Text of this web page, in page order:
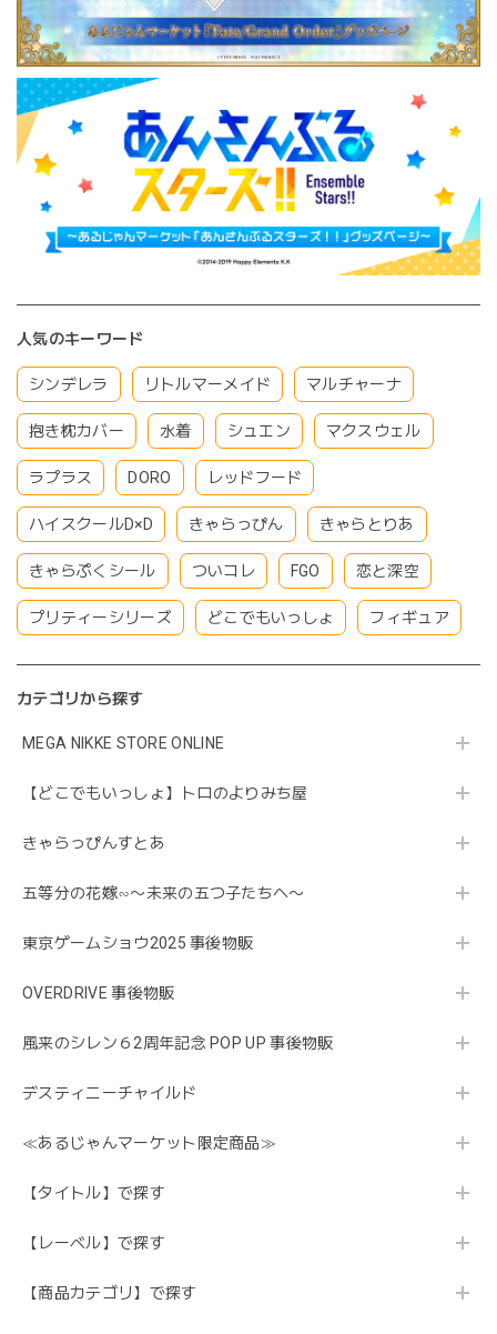
人気のキーワード
シンデレラ リトルマーメイド マルチャーナ
抱き枕カバー 水着 シュエン マクスウェル
ラプラス DORO レッドフード
ハイスクールD×D きゃらっぴん きゃらとりあ
きゃらぷくシール ついコレ FGO 恋と深空
プリティーシリーズ どこでもいっしょ フィギュア
カテゴリから探す
MEGA NIKKE STORE ONLINE
【どこでもいっしょ】トロのよりみち屋
きゃらっぴんすとあ
五等分の花嫁∽〜未来の五つ子たちへ〜
東京ゲームショウ2025 事後物販
OVERDRIVE 事後物販
風来のシレン６2周年記念 POP UP 事後物販
デスティニーチャイルド
≪あるじゃんマーケット限定商品≫
【タイトル】で探す
【レーベル】で探す
【商品カテゴリ】で探す